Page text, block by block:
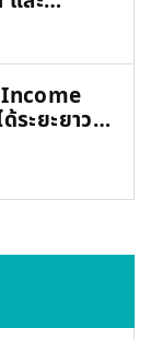
ระยะยาวที่